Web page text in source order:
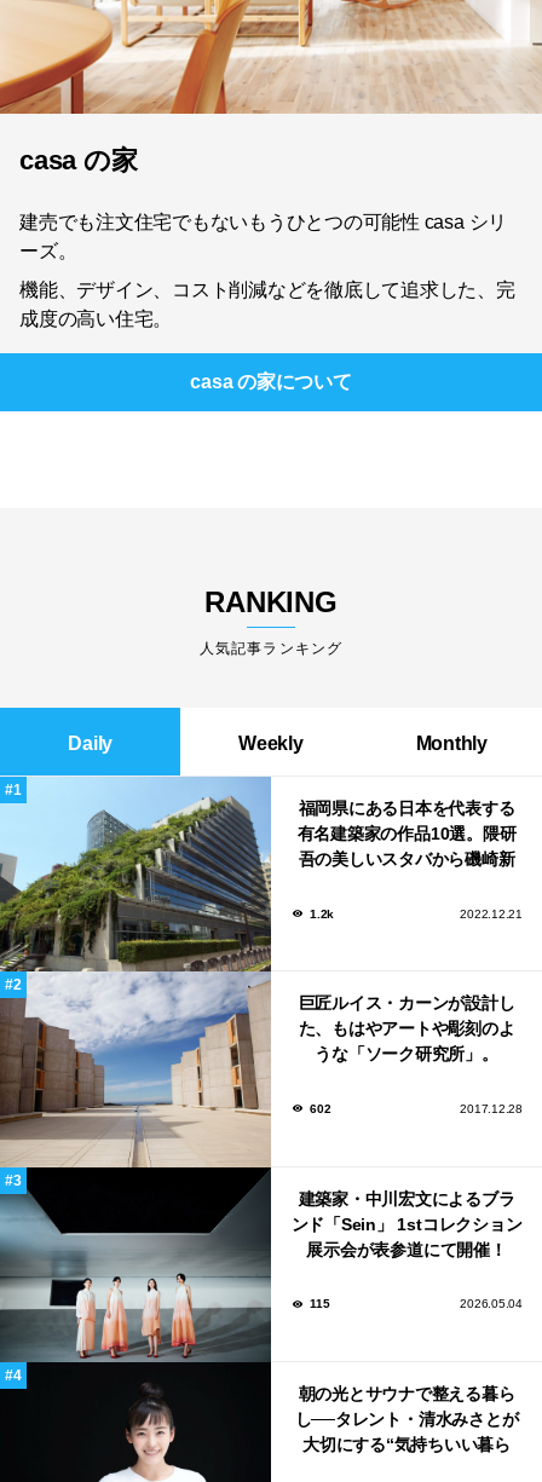
casa の家
建売でも注文住宅でもないもうひとつの可能性 casa シリ
ーズ。
機能、デザイン、コスト削減などを徹底して追求した、完
成度の高い住宅。
casa の家について
RANKING
人気記事ランキング
Daily Weekly Monthly
福岡県にある日本を代表する
有名建築家の作品10選。隈研
吾の美しいスタバから磯崎新
1.2k 2022.12.21
巨匠ルイス・カーンが設計し
た、もはやアートや彫刻のよ
うな「ソーク研究所」。
602 2017.12.28
建築家・中川宏文によるブラ
ンド「Sein」 1stコレクション
展示会が表参道にて開催！
115 2026.05.04
朝の光とサウナで整える暮ら
し──タレント・清水みさとが
大切にする“気持ちいい暮ら